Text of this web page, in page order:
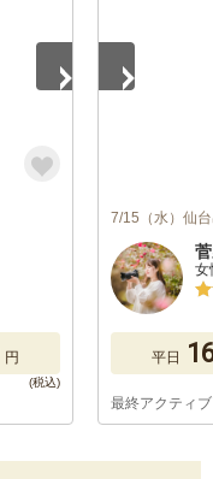
円
7/15（水）仙
女
平日
最終アクティ